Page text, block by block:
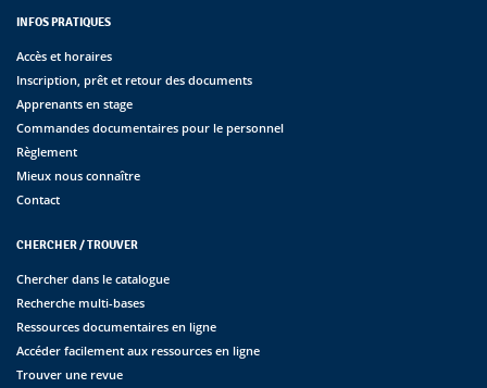
INFOS PRATIQUES
Accès et horaires
Inscription, prêt et retour des documents
Apprenants en stage
Commandes documentaires pour le personnel
Règlement
Mieux nous connaître
Contact
CHERCHER / TROUVER
Chercher dans le catalogue
Recherche multi-bases
Ressources documentaires en ligne
Accéder facilement aux ressources en ligne
Trouver une revue